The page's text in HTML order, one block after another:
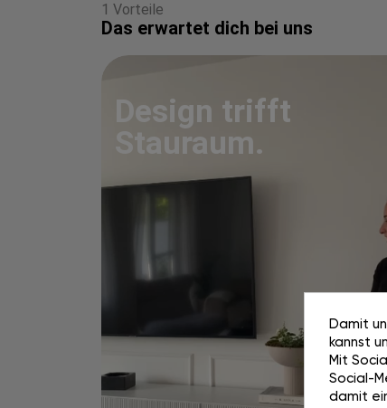
1 Vorteile
Das erwartet dich bei uns
Design trifft
Stauraum.
Damit
kannst
Mit
Social-
damit